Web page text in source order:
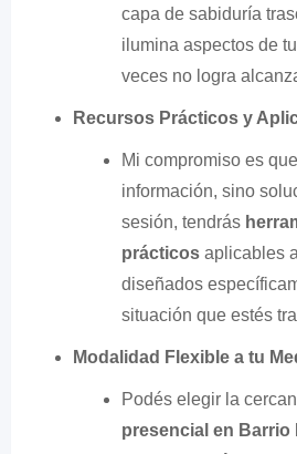
capa de sabiduría
ilumina aspectos de
veces no logra
Recursos Prácticos y
Mi compromiso es
información, sino
sesión, tendrás
prácticos aplicables
diseñados
situación que estés
Modalidad Flexible a tu
Podés elegir la
presencial en Barrio